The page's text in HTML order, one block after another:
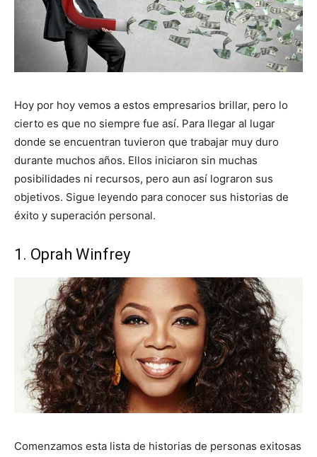
Hoy por hoy vemos a estos empresarios brillar, pero lo
cierto es que no siempre fue así. Para llegar al lugar
donde se encuentran tuvieron que trabajar muy duro
durante muchos años. Ellos iniciaron sin muchas
posibilidades ni recursos, pero aun así lograron sus
objetivos. Sigue leyendo para conocer sus historias de
éxito y superación personal.
1. Oprah Winfrey
Comenzamos esta lista de historias de personas exitosas